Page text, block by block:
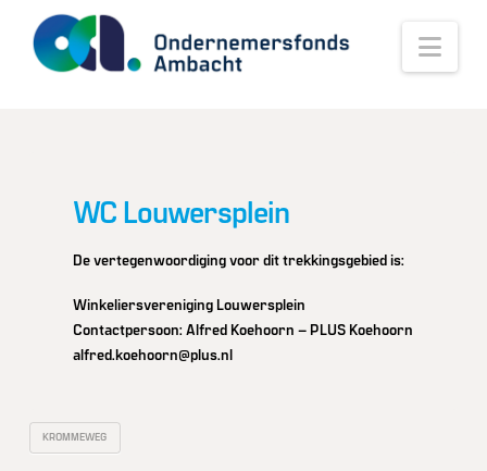
WC Louwersplein
De vertegenwoordiging voor dit trekkingsgebied is:
Winkeliersvereniging Louwersplein
Contactpersoon: Alfred Koehoorn – PLUS Koehoorn
alfred.koehoorn@plus.nl
KROMMEWEG